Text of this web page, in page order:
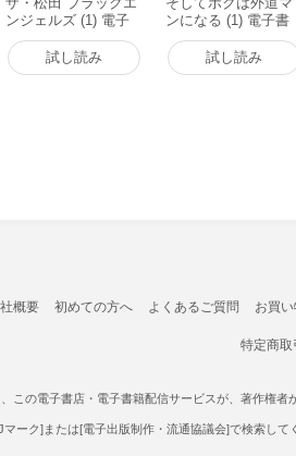
ンジェルズ (1) 電子
書籍版
試し読み
ンになる (1) 電子書
籍版
試し読み
概要 初めての方へ よくあるご質問 お買
特定商取
この電子書店・電子書籍配信サービスが、著作権
マーク]または[電子出版制作・流通協議会]で検索して